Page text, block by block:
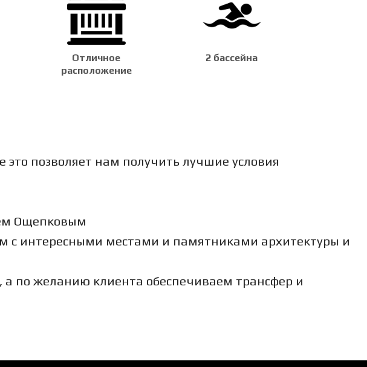
Отличное
расположение
2 бассейна
позволяет нам получить лучшие условия
Ощепковым
интересными местами и памятниками архитектуры и
по желанию клиента обеспечиваем трансфер и